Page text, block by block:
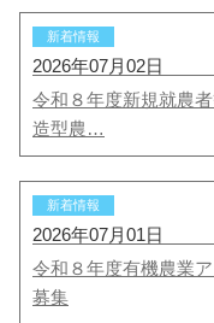
新着情報
2026年07月02日
令和８年度新規就農
造型農…
新着情報
2026年07月01日
令和８年度有機農業
募集